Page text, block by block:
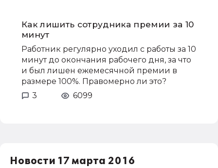
Как лишить сотрудника премии за 10
минут
Работник регулярно уходил с работы за 10
минут до окончания рабочего дня, за что
и был лишен ежемесячной премии в
размере 100%. Правомерно ли это?
3
6099
Новости 17 марта 2016